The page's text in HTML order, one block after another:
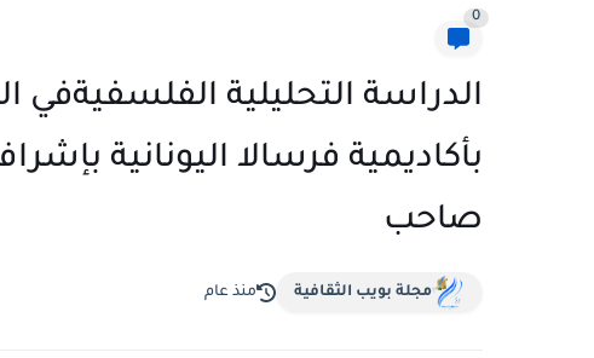
0
الدراسة التحليلية الفلسفيةفي
بأكاديمية فرسالا اليونانية
صاحب
مجلة بويب الثقافية منذ عام